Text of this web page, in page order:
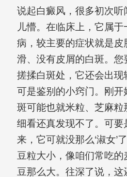
说起白癜风，很多初次听
儿懵。在临床上，它属
病，较主要的症状就是皮
滑、没有皮屑的白斑。您
搓揉白斑处，它还会出现
可是鉴别的小窍门。刚开
斑可能也就米粒、芝麻粒
细看还真发现不了。可要
来，它可就没那么‘淑女’
豆粒大小，像咱们常吃
豆那么大。往深了说，这